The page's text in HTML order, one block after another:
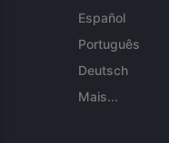
Español
Português
Deutsch
Mais...